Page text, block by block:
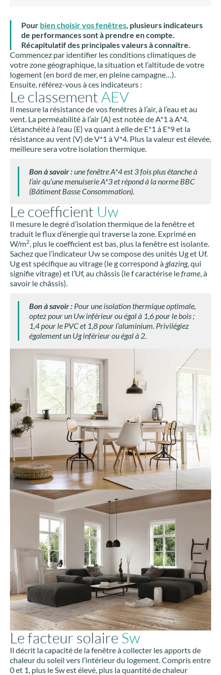
Pour bien choisir vos fenêtres, plusieurs indicateurs
de performances sont à prendre en compte.
Récapitulatif des principales valeurs à connaître.
Commencez par identifier les conditions climatiques de
votre zone géographique, la situation et l’altitude de votre
logement (en bord de mer, en pleine campagne…).
Ensuite, référez-vous à ces indicateurs :
Le classementAEV
Il mesure la résistance de vos fenêtres à l’air, à l’eau et au
vent. La perméabilité à l’air (A) est notée de A*1 à A*4.
L’étanchéité à l’eau (E) va quant à elle de E*1 à E*9 et la
résistance au vent (V) de V*1 à V*4. Plus la valeur est élevée,
meilleure sera votre isolation thermique.
Bon à savoir :une fenêtre A*4 est 3 fois plus étanche à
l’air qu’une menuiserie A*3 et répond à la norme BBC
(Bâtiment Basse Consommation).
Le coefficient Uw
Il mesure le degré d’isolation thermique de la fenêtre et
traduit le flux d’énergie qui traverse la zone. Exprimé en
W/m2, plus le coefficient est bas, plus la fenêtre est isolante.
Sachez que l’indicateur Uw se compose des unités Ug et Uf.
Ug est spécifique au vitrage (le g correspond à glazing, qui
signifie vitrage) et l’Uf, au châssis (le f caractérise leframe, à
savoir le châssis).
Bon à savoir : Pour une isolation thermique optimale,
optez pour un Uw inférieur ou égal à 1,6 pour le bois ;
1,4 pour le PVC et 1,8 pour l’aluminium. Privilégiez
également un Ug inférieur ou égal à 2.
Le facteur solaire Sw
Il décrit la capacité de la fenêtre à collecter les apports de
chaleur du soleil vers l’intérieur du logement. Compris entre
0 et 1, plus le Sw est élevé, plus la quantité de chaleur